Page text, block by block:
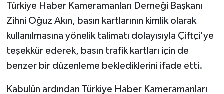
Türkiye Haber Kameramanları Derneği Başkanı
Zihni Oğuz Akın, basın kartlarının kimlik olarak
kullanılmasına yönelik talimatı dolayısıyla Çiftçi'ye
teşekkür ederek, basın trafik kartları için de
benzer bir düzenleme beklediklerini ifade etti.
Kabulün ardından Türkiye Haber Kameramanları